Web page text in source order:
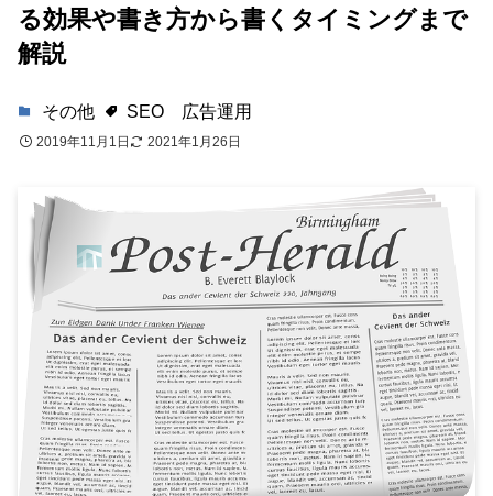
る効果や書き方から書くタイミングまで
解説
その他 SEO 広告運用
2019年11月1日 2021年1月26日